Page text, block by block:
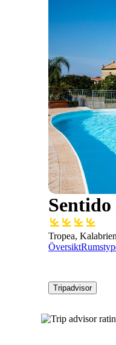
Tropea,
Översikt
Tripadvisor